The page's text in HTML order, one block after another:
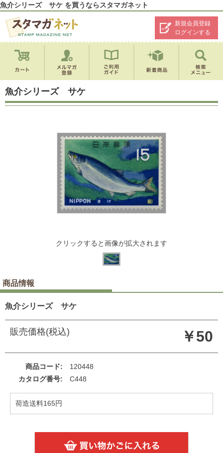
魚介シリーズ サケ を買うならスタマガネット
新規会員登録
ログインする
魚介シリーズ サケ
クリックすると画像が拡大されます
商品情報
魚介シリーズ サケ
販売価格(税込) ￥50
商品コード
120448
カタログ番号
C448
荷造送料165円